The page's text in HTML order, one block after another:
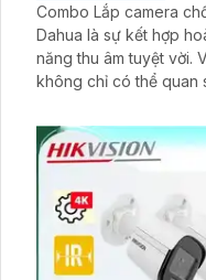
Combo Lắp camera
Dahua là sự kết hợp
năng thu âm tuyệt vời. Với tính năng này, người dùng
không chỉ có thể quan
chú ý khác của
một thương hiệu việt